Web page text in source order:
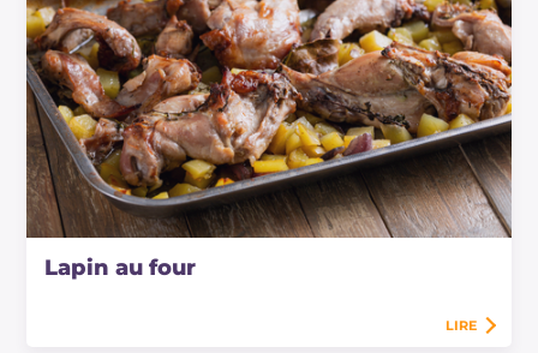
Lapin au four
LIRE